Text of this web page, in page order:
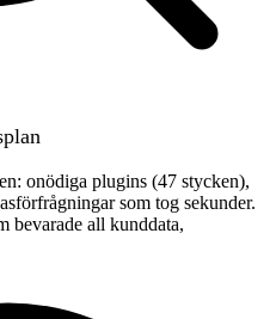
onödiga plugins (47 stycken),
som tog sekunder.
bevarade all kunddata,